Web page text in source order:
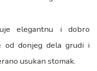
elegantnu i dobro
od donjeg dela grudi i
usukan stomak.